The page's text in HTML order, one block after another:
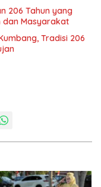
206 Tahun yang
dan Masyarakat
Tradisi 206